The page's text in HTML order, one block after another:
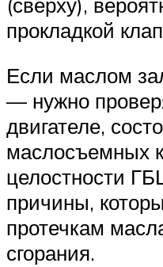
прокладкой
Если маслом
— нужно
двигателе,
маслосъемных
целостности
причины,
протечкам
сгорания.